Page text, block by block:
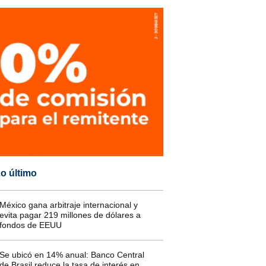
último
gana arbitraje internacional y
pagar 219 millones de dólares a
de EEUU
ubicó en 14% anual: Banco Central